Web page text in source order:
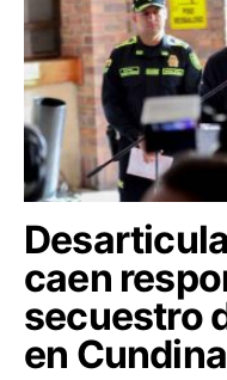
caen
secuestro
en